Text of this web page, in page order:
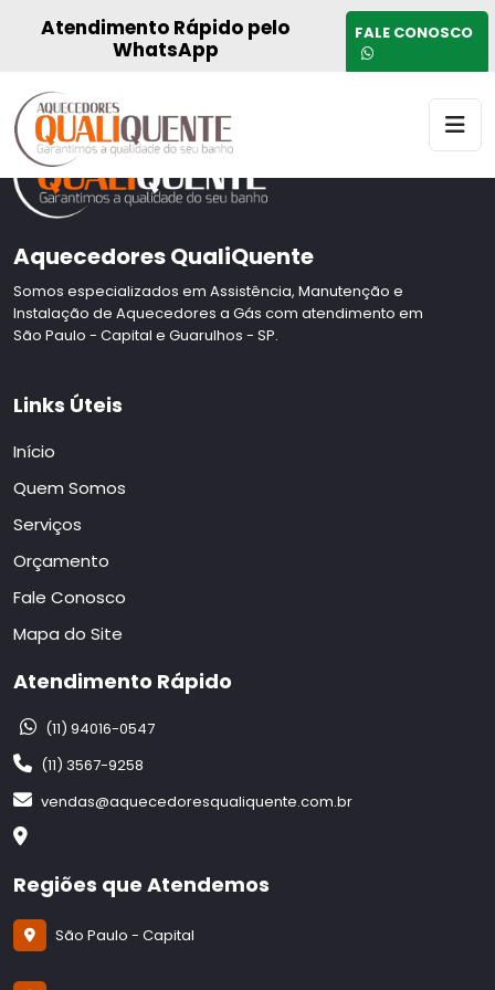
Atendimento Rápido pelo
WhatsApp
FALE CONOSCO
Aquecedores QualiQuente
Somos especializados em Assistência, Manutenção e
Instalação de Aquecedores a Gás com atendimento em
São Paulo - Capital e Guarulhos - SP.
Links Úteis
Início
Quem Somos
Serviços
Orçamento
Fale Conosco
Mapa do Site
Atendimento Rápido
(11) 94016-0547
(11) 3567-9258
vendas@aquecedoresqualiquente.com.br
Regiões que Atendemos
São Paulo - Capital